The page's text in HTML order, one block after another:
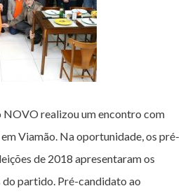
realizou um encontro com
Viamão. Na oportunidade, os pré-
de 2018 apresentaram os
partido. Pré-candidato ao